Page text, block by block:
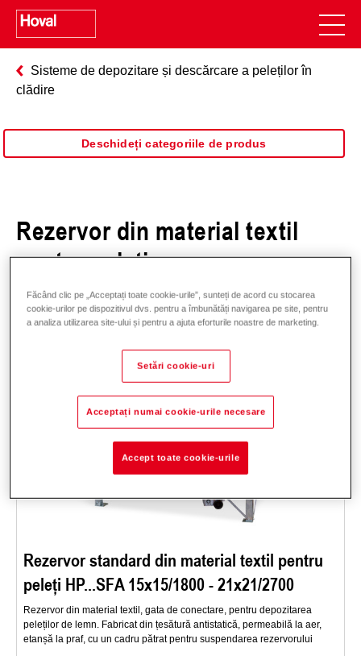
Sisteme de depozitare și descărcare a peleților în
clădire
Deschideți categoriile de produs
Rezervor din material textil
pentru peleți
Rezervor standard din material textil pentru
peleți HP...SFA 15x15/1800 - 21x21/2700
Rezervor din material textil, gata de conectare, pentru depozitarea
peleților de lemn. Fabricat din țesătură antistatică, permeabilă la aer,
etanșă la praf, cu un cadru pătrat pentru suspendarea rezervorului
Făcând clic pe „Acceptați toate cookie-urile”, sunteți de acord cu stocarea
cookie-urilor pe dispozitivul dvs. pentru a îmbunătăți navigarea pe site, pentru
a analiza utilizarea site-ului și pentru a ajuta eforturile noastre de marketing.
Setări cookie-uri
Acceptați numai cookie-urile necesare
Accept toate cookie-urile